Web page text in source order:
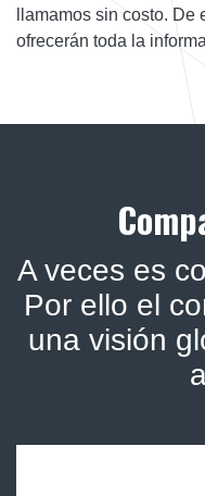
llamamos sin costo.
ofrecerán toda la
A veces es
Por ello el
una visión